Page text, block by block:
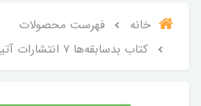
خانه
فهرست محصولات
کتاب بدسابقه‌ها ۷ انتشارات‌ آتیسا